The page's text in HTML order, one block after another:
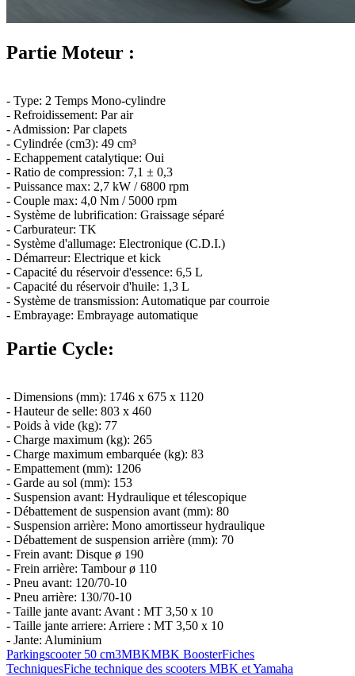
Partie Moteur :
- Type: 2 Temps Mono-cylindre
- Refroidissement: Par air
- Admission: Par clapets
- Cylindrée (cm3): 49 cm³
- Echappement catalytique: Oui
- Ratio de compression: 7,1 ± 0,3
- Puissance max: 2,7 kW / 6800 rpm
- Couple max: 4,0 Nm / 5000 rpm
- Système de lubrification: Graissage séparé
- Carburateur: TK
- Système d'allumage: Electronique (C.D.I.)
- Démarreur: Electrique et kick
- Capacité du réservoir d'essence: 6,5 L
- Capacité du réservoir d'huile: 1,3 L
- Système de transmission: Automatique par courroie
- Embrayage: Embrayage automatique
Partie Cycle:
- Dimensions (mm): 1746 x 675 x 1120
- Hauteur de selle: 803 x 460
- Poids à vide (kg): 77
- Charge maximum (kg): 265
- Charge maximum embarquée (kg): 83
- Empattement (mm): 1206
- Garde au sol (mm): 153
- Suspension avant: Hydraulique et télescopique
- Débattement de suspension avant (mm): 80
- Suspension arrière: Mono amortisseur hydraulique
- Débattement de suspension arrière (mm): 70
- Frein avant: Disque ø 190
- Frein arrière: Tambour ø 110
- Pneu avant: 120/70-10
- Pneu arrière: 130/70-10
- Taille jante avant: Avant : MT 3,50 x 10
- Taille jante arriere: Arriere : MT 3,50 x 10
- Jante: Aluminium
Parkingscooter 50 cm3MBKMBK BoosterFiches
TechniquesFiche technique des scooters MBK et Yamaha